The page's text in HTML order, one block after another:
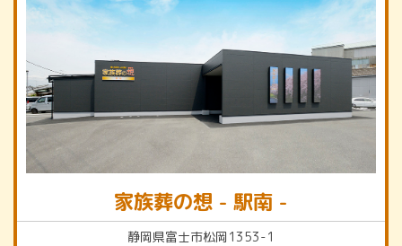
家族葬の想 - 駅南 -
静岡県富士市松岡1353-1